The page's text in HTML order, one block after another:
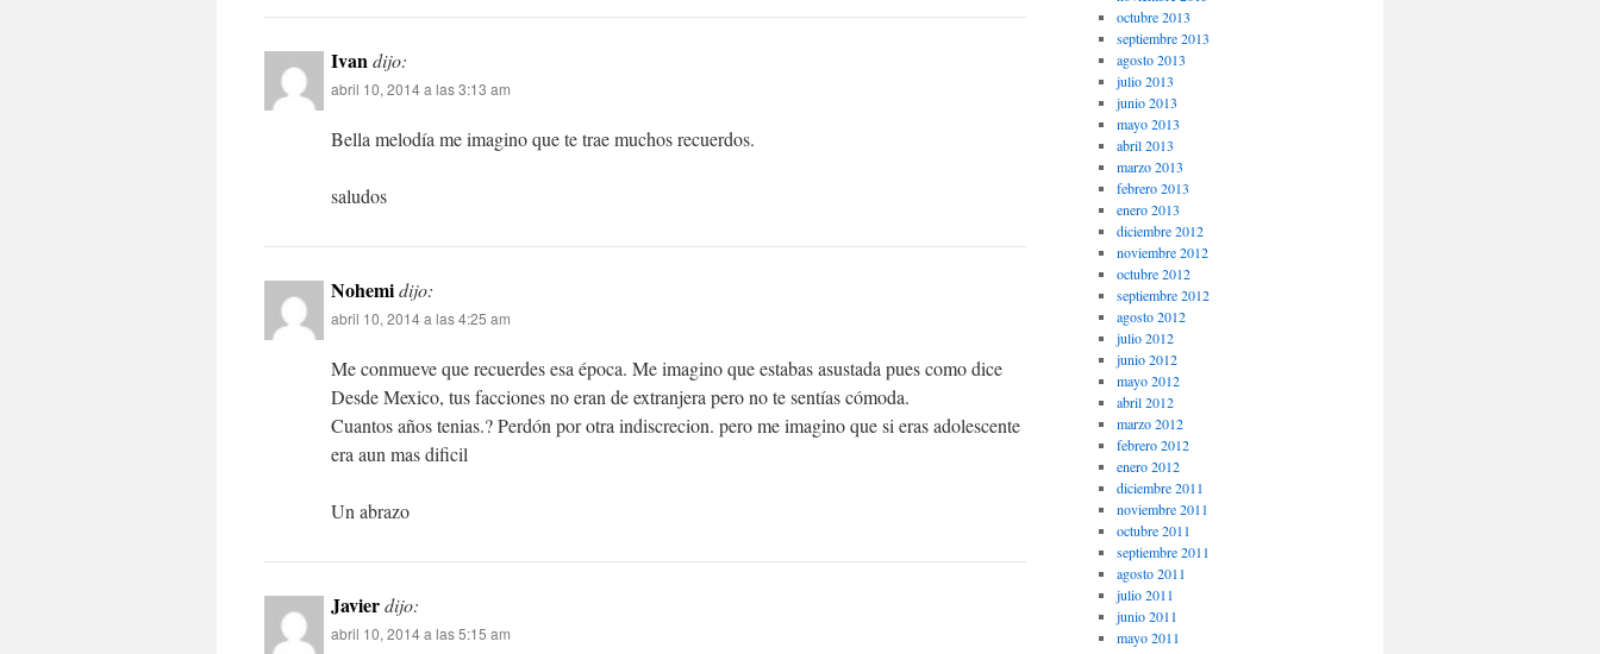
Ivandijo:
abril 10, 2014 a las 3:13 am
Bella melodía me imagino que te trae muchos recuerdos.
saludos
Nohemidijo:
abril 10, 2014 a las 4:25 am
Me conmueve que recuerdes esa época. Me imagino que estabas asustada pues como dice
Desde Mexico, tus facciones no eran de extranjera pero no te sentías cómoda.
Cuantos años tenias.? Perdón por otra indiscrecion. pero me imagino que si eras adolescente
era aun mas dificil
Un abrazo
Javierdijo:
abril 10, 2014 a las 5:15 am
octubre 2013
septiembre 2013
agosto 2013
julio 2013
junio 2013
mayo 2013
abril 2013
marzo 2013
febrero 2013
enero 2013
diciembre 2012
noviembre 2012
octubre 2012
septiembre 2012
agosto 2012
julio 2012
junio 2012
mayo 2012
abril 2012
marzo 2012
febrero 2012
enero 2012
diciembre 2011
noviembre 2011
octubre 2011
septiembre 2011
agosto 2011
julio 2011
junio 2011
mayo 2011